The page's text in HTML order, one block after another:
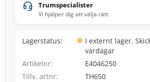
Trumspecialister
Vi hjälper dig att välja rätt
Lagerstatus
I externt lager.
vardagar
Artikelnr
E4046250
Tillv. artnr
TH650